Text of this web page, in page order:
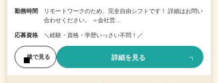
勤務時間
リモートワークのため、完全自由シフトです！ 詳細はお問い
合わせください。 ＜会社営…
応募資格 ＼経験・資格・学歴いっさい不問！／
後で見る 詳細を見る